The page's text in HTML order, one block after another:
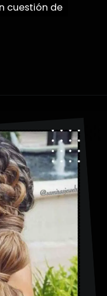
cuestión de
cuestión de